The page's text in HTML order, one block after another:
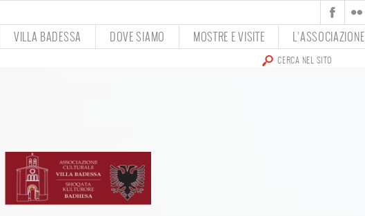
VILLA BADESSA DOVE SIAMO MOSTRE E VISITE L’ASSOCIAZIONE